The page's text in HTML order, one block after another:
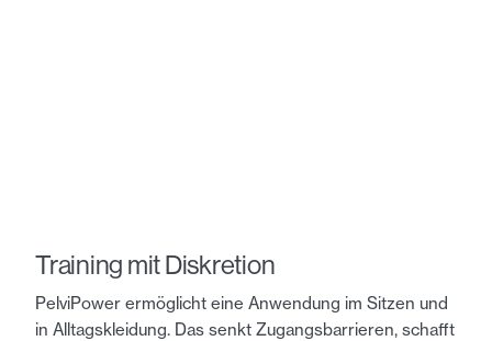
Training mit Diskretion
PelviPower ermöglicht eine Anwendung im Sitzen und
in Alltagskleidung. Das senkt Zugangsbarrieren, schafft